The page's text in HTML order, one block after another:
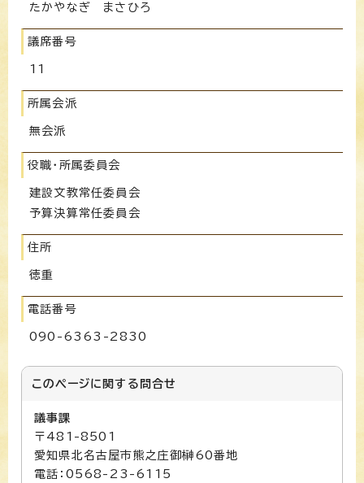
たかやなぎ まさひろ
議席番号
11
所属会派
無会派
役職・所属委員会
建設文教常任委員会
予算決算常任委員会
住所
徳重
電話番号
090-6363-2830
このページに関する 問合せ
議事課
〒481-8501
愛知県北名古屋市熊之庄御榊60番地
電話：0568-23-6115